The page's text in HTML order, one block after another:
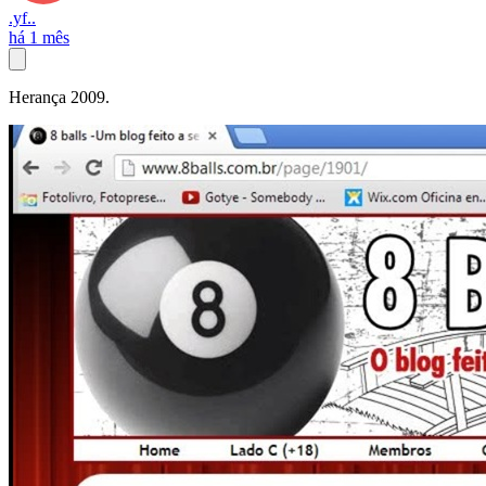
.yf..
há 1 mês
Herança 2009.